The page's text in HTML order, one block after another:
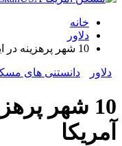
خانه
دلاور
10 شهر پرهزینه در ایالت دلاور در آمریکا
دلاور دانستنی های
10 شهر
آمریکا